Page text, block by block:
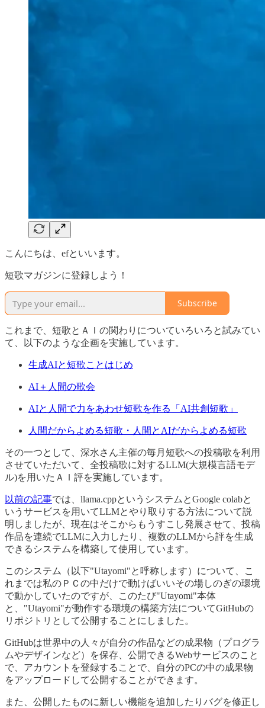
こんにちは、efといいます。
短歌マガジンに登録しよう！
Subscribe
これまで、短歌とＡＩの関わりについていろいろと試みてい
て、以下のような企画を実施しています。
生成AIと短歌ことはじめ
AI＋人間の歌会
AIと人間で力をあわせ短歌を作る「AI共創短歌」
人間だからよめる短歌・人間とAIだからよめる短歌
その一つとして、深水さん主催の毎月短歌への投稿歌を利用
させていただいて、全投稿歌に対するLLM(大規模言語モデ
ル)を用いたＡＩ評を実施しています。
以前の記事では、llama.cppというシステムとGoogle colabと
いうサービスを用いてLLMとやり取りする方法について説
明しましたが、現在はそこからもうすこし発展させて、投稿
作品を連続でLLMに入力したり、複数のLLMから評を生成
できるシステムを構築して使用しています。
このシステム（以下"Utayomi"と呼称します）について、こ
れまでは私のＰＣの中だけで動けばいいその場しのぎの環境
で動かしていたのですが、このたび"Utayomi"本体
と、"Utayomi"が動作する環境の構築方法についてGitHubの
リポジトリとして公開することにしました。
GitHubは世界中の人々が自分の作品などの成果物（プログラ
ムやデザインなど）を保存、公開できるWebサービスのこと
で、アカウントを登録することで、自分のPCの中の成果物
をアップロードして公開することができます。
また、公開したものに新しい機能を追加したりバグを修正し